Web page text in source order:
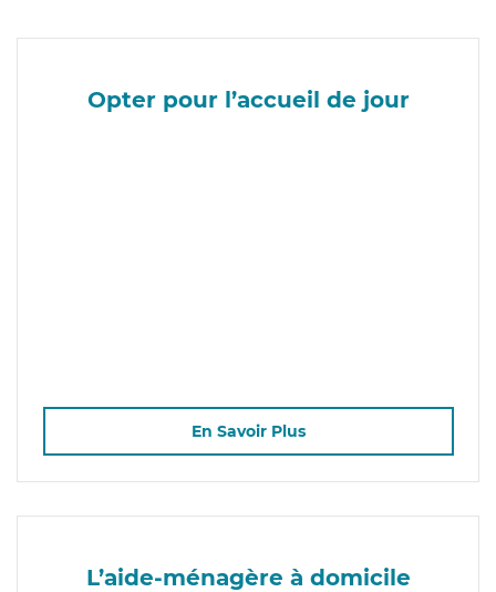
Opter pour l’accueil de jour
En Savoir Plus
L’aide-ménagère à domicile